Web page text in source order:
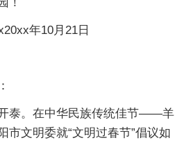
年10月21日
泰。在中华民族传统佳节——羊
市文明委就“文明过春节”倡议如